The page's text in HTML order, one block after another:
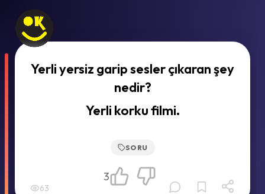
Yerli yersiz garip sesler çıkaran şey
nedir?
Yerli korku filmi.
SORU
63
3